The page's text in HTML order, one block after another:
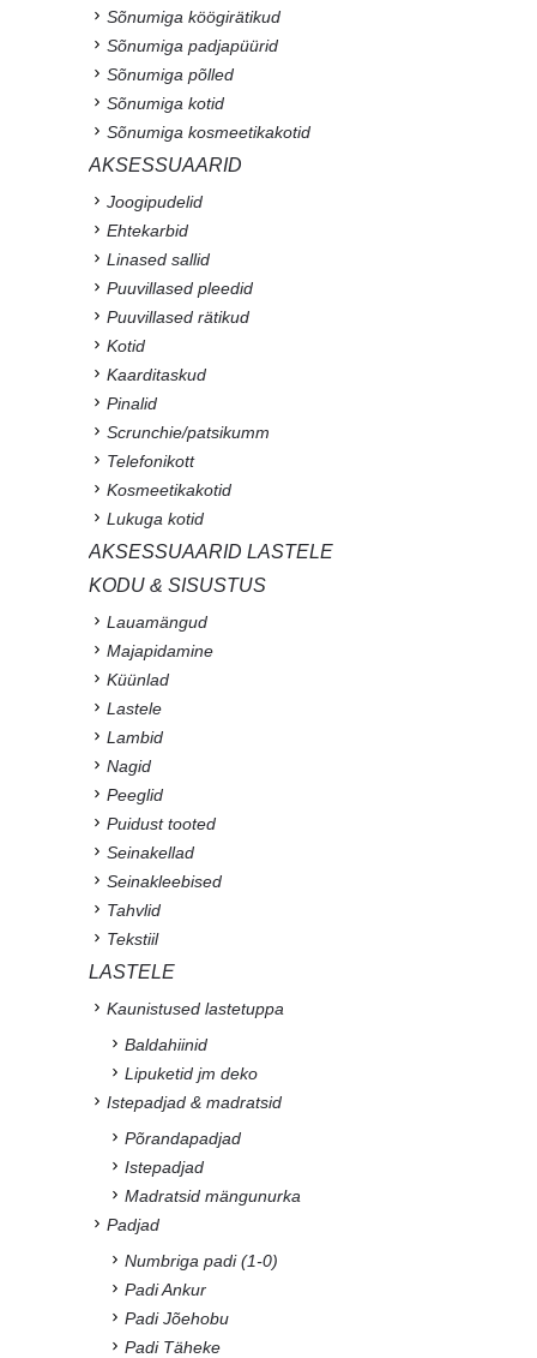
Sõnumiga köögirätikud
Sõnumiga padjapüürid
Sõnumiga põlled
Sõnumiga kotid
Sõnumiga kosmeetikakotid
AKSESSUAARID
Joogipudelid
Ehtekarbid
Linased sallid
Puuvillased pleedid
Puuvillased rätikud
Kotid
Kaarditaskud
Pinalid
Scrunchie/patsikumm
Telefonikott
Kosmeetikakotid
Lukuga kotid
AKSESSUAARID LASTELE
KODU & SISUSTUS
Lauamängud
Majapidamine
Küünlad
Lastele
Lambid
Nagid
Peeglid
Puidust tooted
Seinakellad
Seinakleebised
Tahvlid
Tekstiil
LASTELE
Kaunistused lastetuppa
Baldahiinid
Lipuketid jm deko
Istepadjad & madratsid
Põrandapadjad
Istepadjad
Madratsid mängunurka
Padjad
Numbriga padi (1-0)
Padi Ankur
Padi Jõehobu
Padi Täheke